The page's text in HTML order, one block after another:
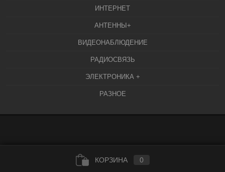
ИНТЕРНЕТ
АНТЕННЫ+
ВИДЕОНАБЛЮДЕНИЕ
РАДИОСВЯЗЬ
ЭЛЕКТРОНИКА +
РАЗНОЕ
КОРЗИНА 0